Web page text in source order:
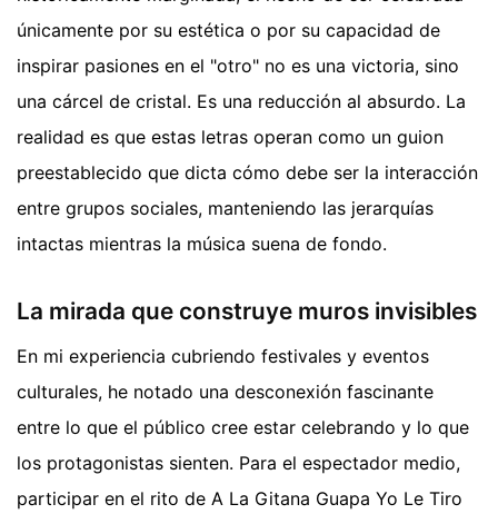
únicamente por su estética o por su capacidad de
inspirar pasiones en el "otro" no es una victoria, sino
una cárcel de cristal. Es una reducción al absurdo. La
realidad es que estas letras operan como un guion
preestablecido que dicta cómo debe ser la interacción
entre grupos sociales, manteniendo las jerarquías
intactas mientras la música suena de fondo.
La mirada que construye muros invisibles
En mi experiencia cubriendo festivales y eventos
culturales, he notado una desconexión fascinante
entre lo que el público cree estar celebrando y lo que
los protagonistas sienten. Para el espectador medio,
participar en el rito de A La Gitana Guapa Yo Le Tiro